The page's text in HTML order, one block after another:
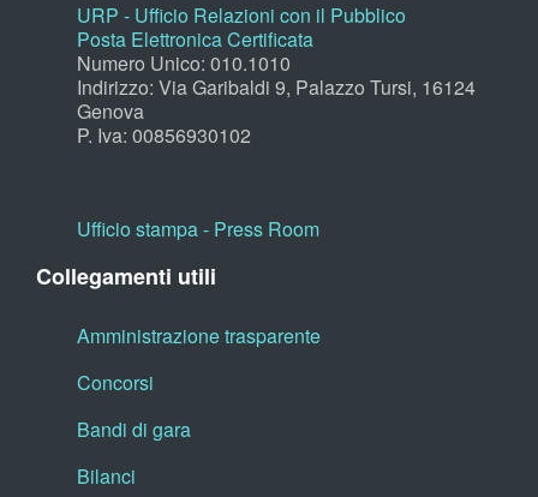
URP - Ufficio Relazioni con il Pubblico
Posta Elettronica Certificata
Numero Unico: 010.1010
Indirizzo: Via Garibaldi 9, Palazzo Tursi, 16124
Genova
P. Iva: 00856930102
Ufficio stampa - Press Room
Collegamenti utili
Amministrazione trasparente
Concorsi
Bandi di gara
Bilanci